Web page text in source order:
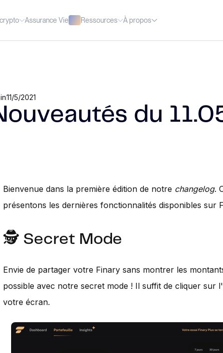
Assurance Vie Ressources À propos
11/5/2021
du
Bienvenue dans la première édition de notre changelog.
présentons les dernières fonctionnalités disponibles sur
🕵️ Secret Mode
Envie de partager votre Finary sans montrer les
possible avec notre secret mode ! Il suffit de cliquer sur
votre écran.